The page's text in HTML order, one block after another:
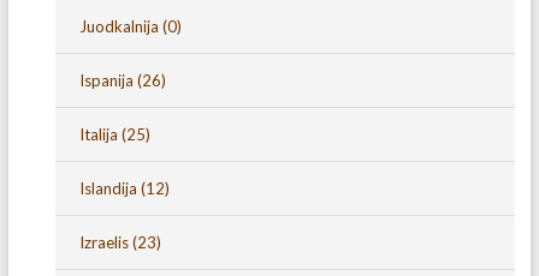
Juodkalnija (0)
Ispanija (26)
Italija (25)
Islandija (12)
Izraelis(23)